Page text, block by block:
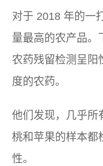
对于 2018 年的一
量最高的农产品。
农药残留检测呈阳
度的农药。
他们发现，几乎所
桃和苹果的样本都
性。